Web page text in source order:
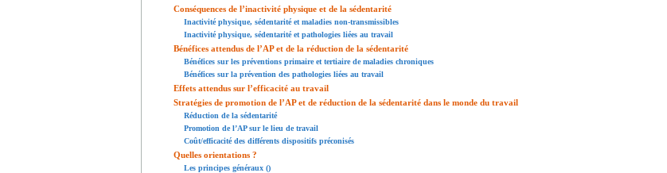
Conséquences de l’inactivité physique et de la sédentarité
Inactivité physique, sédentarité et maladies non-transmissibles
Inactivité physique, sédentarité et pathologies liées au travail
Bénéfices attendus de l’AP et de la réduction de la sédentarité
Bénéfices sur les préventions primaire et tertiaire de maladies chroniques
Bénéfices sur la prévention des pathologies liées au travail
Effets attendus sur l’efficacité au travail
Stratégies de promotion de l’AP et de réduction de la sédentarité dans le monde du travail
Réduction de la sédentarité
Promotion de l’AP sur le lieu de travail
Coût/efficacité des différents dispositifs préconisés
Quelles orientations ?
Les principes généraux ()